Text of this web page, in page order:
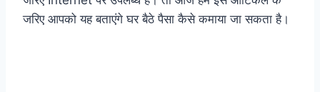
जरिए आपको यह बताएंगे घर बैठे पैसा कैसे कमाया जा सकता है।